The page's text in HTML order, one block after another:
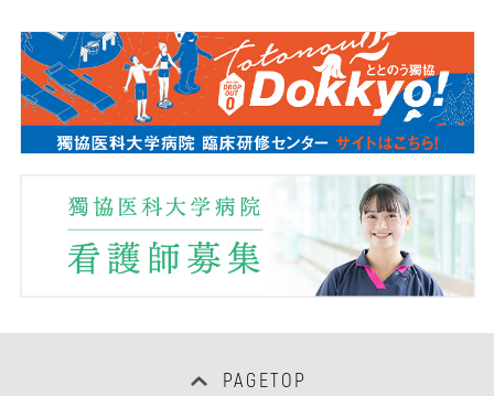
呼吸器外科
心臓・血管外科
泌尿器科
とちぎ子ども医療センター
消化器内視鏡センター
呼吸器内視鏡センター
超音波センター
薬剤部
看護部
事務部
医療安全推進センター
感染制御センター
臨床研究管理センター
PAGETOP